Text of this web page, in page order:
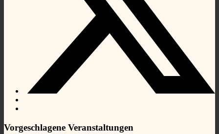
Vorgeschlagene Veranstaltungen